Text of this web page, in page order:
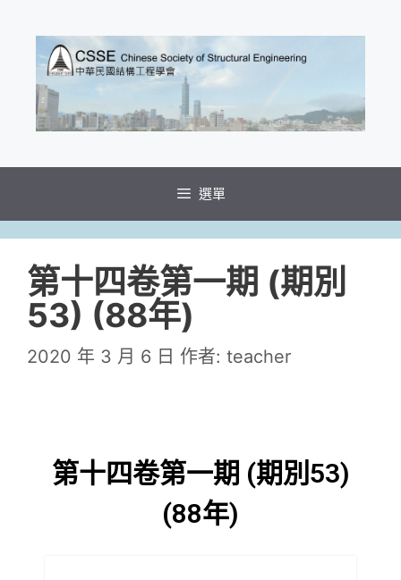
選單
第十四卷第一期 (期別
53) (88年)
2020 年 3 月 6 日 作者: teacher
第十四卷第一期 (期別53)
(88年)